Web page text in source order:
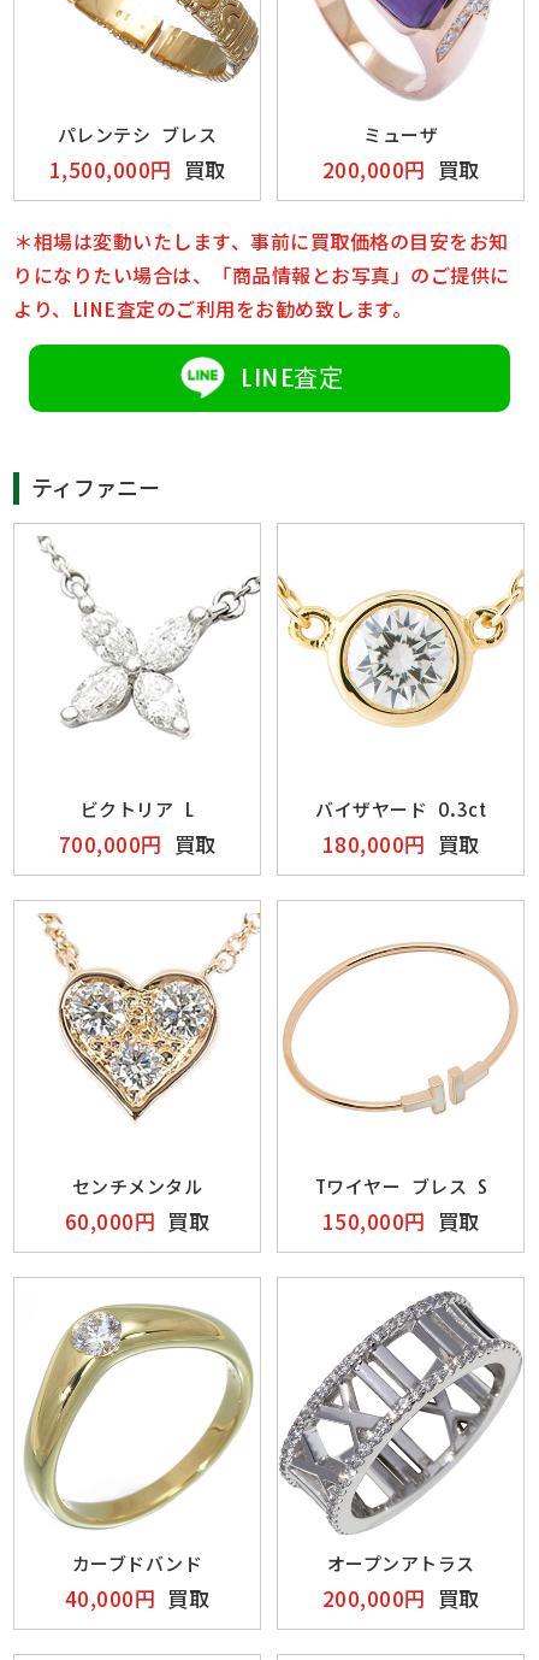
パレンテシ ブレス
1,500,000円 買取
ミューザ
200,000円 買取
＊相場は変動いたします、事前に買取価格の目安をお知
りになりたい場合は、「商品情報とお写真」のご提供に
より、LINE査定のご利用をお勧め致します。
LINE査定
ティファニー
ビクトリア L
700,000円 買取
バイザヤード 0.3ct
180,000円 買取
センチメンタル
60,000円 買取
Tワイヤー ブレス S
150,000円 買取
カーブドバンド
40,000円 買取
オープンアトラス
200,000円 買取